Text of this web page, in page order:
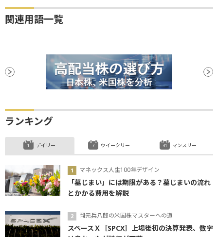
関連用語一覧
ランキング
デイリー
マネックス人生100年デザイン
「墓じまい」には期限がある？墓じまいの流れ
とかかる費用を解説
岡元兵八郎の米国株マスターへの道
スペースＸ［SPCX］上場後初の決算発表、数字
ウイークリー マンスリー